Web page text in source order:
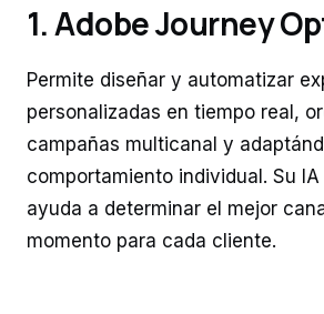
1. Adobe Journey
Permite diseñar y automatizar
personalizadas en tiempo real,
campañas multicanal y
comportamiento individual. Su
ayuda a determinar el mejor
momento para cada cliente.